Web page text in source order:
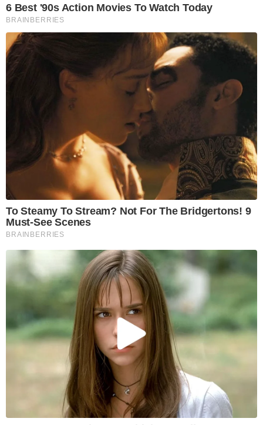
6 Best '90s Action Movies To Watch Today
BRAINBERRIES
To Steamy To Stream? Not For The Bridgertons! 9
Must-See Scenes
BRAINBERRIES